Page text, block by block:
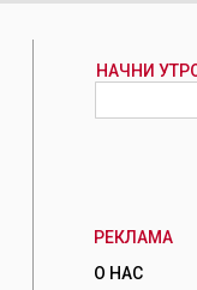
РЕКЛАМА
О НАС